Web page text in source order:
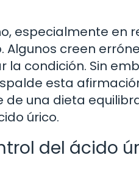
especialmente en
Algunos creen
la condición. Sin
esta
de una dieta
úrico.
del ácido